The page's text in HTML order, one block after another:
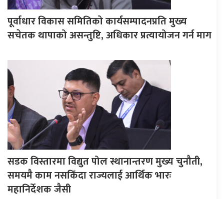
पूर्वाधार विकास समितिको कार्यसम्पादनप्रति मुख्य
सचेतक थापाको असन्तुष्टि, अधिकार प्रत्यायोजन गर्न माग
सडक विस्तारमा विद्युत पोल स्थानान्तरण मुख्य चुनौती,
समयमै काम नसकिँदा राज्यलाई आर्थिक भारः
महानिर्देशक जैसी